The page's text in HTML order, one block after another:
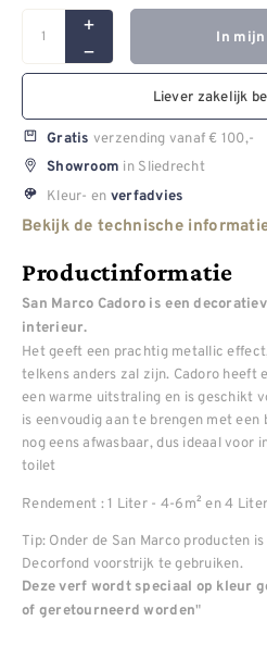
In mijn
Liever zakelijk
Gratis verzending vanaf € 100,-
Showroom in Sliedrecht
Kleur- en verfadvies
Bekijk de technische
Productinformatie
San Marco Cadoro is een
interieur.
Het geeft een prachtig metallic
telkens anders zal zijn. Cadoro heeft
een warme uitstraling en is geschikt
is eenvoudig aan te brengen met een
nog eens afwasbaar, dus ideaal voor
toilet
Rendement : 1 Liter - 4-6m² en 4
Tip: Onder de San Marco producten
Decorfond voorstrijk te gebruiken.
Deze verf wordt speciaal op kleur
of geretourneerd worden"